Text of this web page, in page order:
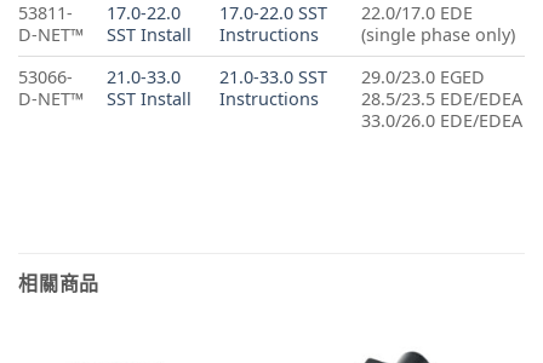
53811-
D-NET™
17.0-22.0
SST Install
17.0-22.0 SST
Instructions
22.0/17.0 EDE
(single phase only)
53066-
D-NET™
21.0-33.0
SST Install
21.0-33.0 SST
Instructions
29.0/23.0 EGED
28.5/23.5 EDE/EDEA
33.0/26.0 EDE/EDEA
相關商品